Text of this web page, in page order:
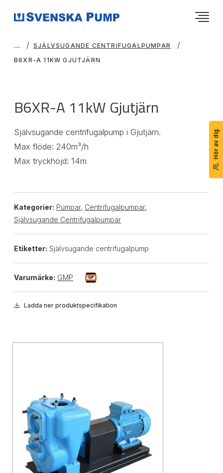
Hör av dig
SJÄLVSUGANDE CENTRIFUGALPUMPAR
B6XR-A 11KW GJUTJÄRN
B6XR-A 11kW Gjutjärn
Självsugande centrifugalpump i Gjutjärn.
Max flöde: 240m³/h
Max tryckhöjd: 14m
Kategorier: Pumpar, Centrifugalpumpar,
Självsugande Centrifugalpumpar
Etiketter: Självsugande centrifugalpump
Varumärke: GMP
Ladda ner produktspecifikation